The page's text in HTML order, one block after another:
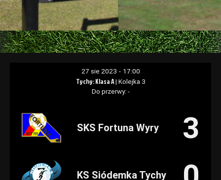
27 sie 2023 - 17:00
Tychy: Klasa A| Kolejka 3
Do przerwy: -
SKS Fortuna Wyry 3
KS Siódemka Tychy